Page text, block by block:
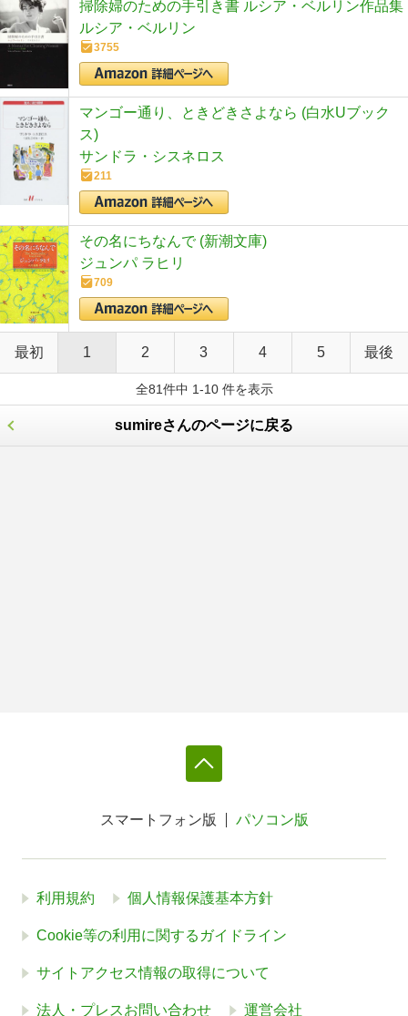
掃除婦のための手引き書 ルシア・ベルリン作品集
ルシア・ベルリン
3755
マンゴー通り、ときどきさよなら (白水Uブック
ス)
サンドラ・シスネロス
211
その名にちなんで (新潮文庫)
ジュンパ ラヒリ
709
最初 1 2 3 4 5 最後
全81件中 1-10 件を表示
sumireさんのページに戻る
スマートフォン版 パソコン版
利用規約 個人情報保護基本方針
Cookie等の利用に関するガイドライン
サイトアクセス情報の取得について
法人・プレスお問い合わせ 運営会社